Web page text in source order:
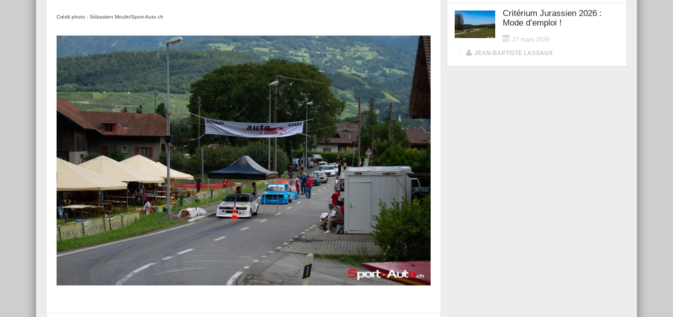
Crédit photo : Sébastien Moulin/Sport-Auto.ch
Critérium Jurassien 2026 :
Mode d’emploi !
27 mars 2026
JEAN-BAPTISTE LASSAUX